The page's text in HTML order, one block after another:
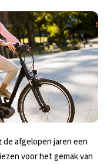
afgelopen jaren een
voor het gemak van